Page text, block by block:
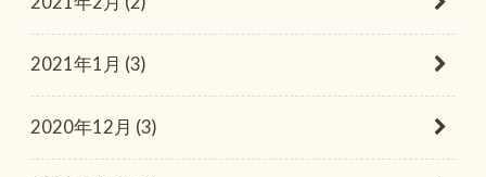
2021年1月 (3)
2020年12月 (3)